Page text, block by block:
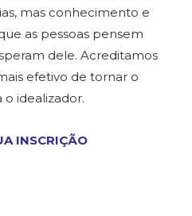
mas conhecimento e
as pessoas pensem
dele. Acreditamos
efetivo de tornar o
o idealizador.
INSCRIÇÃO